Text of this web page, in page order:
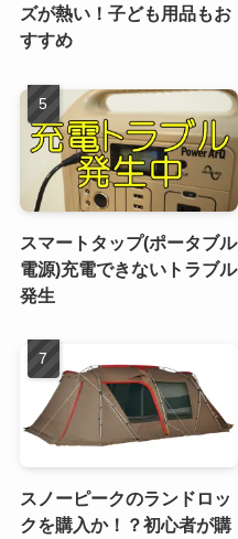
ズが熱い！子ども用品もお
すすめ
スマートタップ(ポータブル
電源)充電できないトラブル
発生
スノーピークのランドロッ
クを購入か！？初心者が購